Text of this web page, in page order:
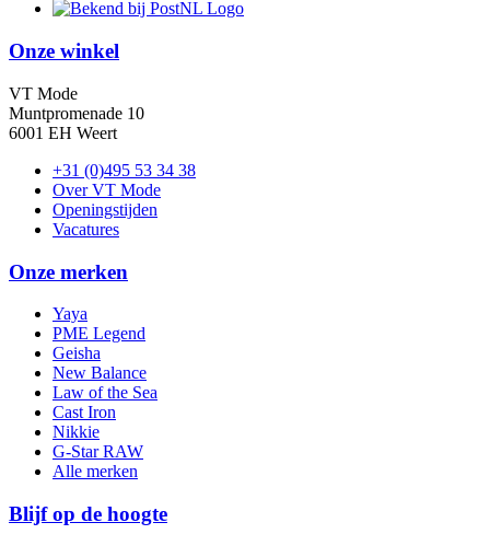
Onze winkel
VT Mode
Muntpromenade 10
6001 EH Weert
+31 (0)495 53 34 38
Over VT Mode
Openingstijden
Vacatures
Onze merken
Yaya
PME Legend
Geisha
New Balance
Law of the Sea
Cast Iron
Nikkie
G-Star RAW
Alle merken
Blijf op de hoogte